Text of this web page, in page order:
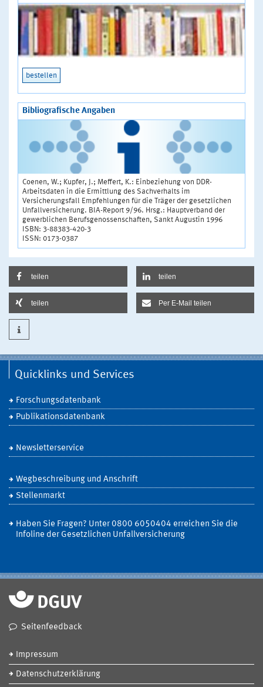
bestellen
Bibliografische Angaben
Coenen, W.; Kupfer, J.; Meffert, K.: Einbeziehung von DDR-
Arbeitsdaten in die Ermittlung des Sachverhalts im
Versicherungsfall Empfehlungen für die Träger der gesetzlichen
Unfallversicherung. BIA-Report 9/96. Hrsg.: Hauptverband der
gewerblichen Berufsgenossenschaften, Sankt Augustin 1996
ISBN: 3-88383-420-3
ISSN: 0173-0387
teilen teilen
teilen Per E-Mail teilen
Quicklinks und Services
Forschungsdatenbank
Publikationsdatenbank
Newsletterservice
Wegbeschreibung und Anschrift
Stellenmarkt
Haben Sie Fragen? Unter 0800 6050404 erreichen Sie die
Infoline der Gesetzlichen Unfallversicherung
Seitenfeedback
Impressum
Datenschutzerklärung